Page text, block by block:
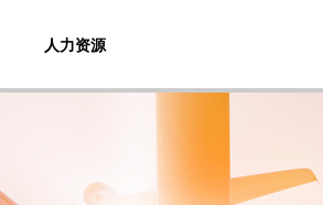
人力资源